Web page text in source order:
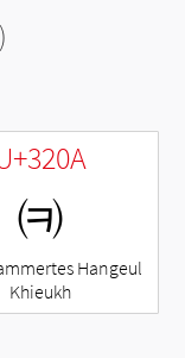
㈊
Hangeul
Khieukh